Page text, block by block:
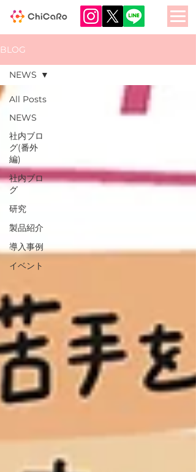
BLOG
All Posts
NEWS
社内ブロ
グ(番外
編)
社内ブロ
グ
研究
製品紹介
導入事例
イベント
NEWS